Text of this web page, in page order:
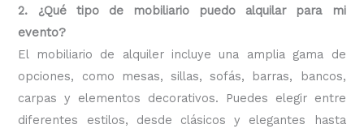
2. ¿Qué tipo de mobiliario puedo alquilar para mi
evento?
El mobiliario de alquiler incluye una amplia gama de
opciones, como mesas, sillas, sofás, barras, bancos,
carpas y elementos decorativos. Puedes elegir entre
diferentes estilos, desde clásicos y elegantes hasta